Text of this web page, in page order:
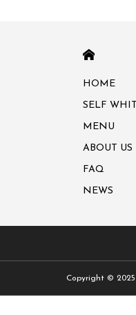
HOME
SELF
MENU
ABOUT US
FAQ
NEWS
Copyright © 2025